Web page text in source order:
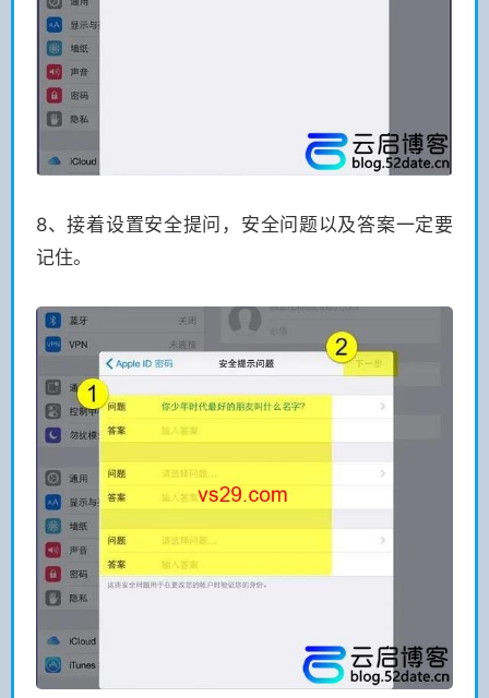
8、接着设置安全提问，安全问题以及答案一定要
记住。